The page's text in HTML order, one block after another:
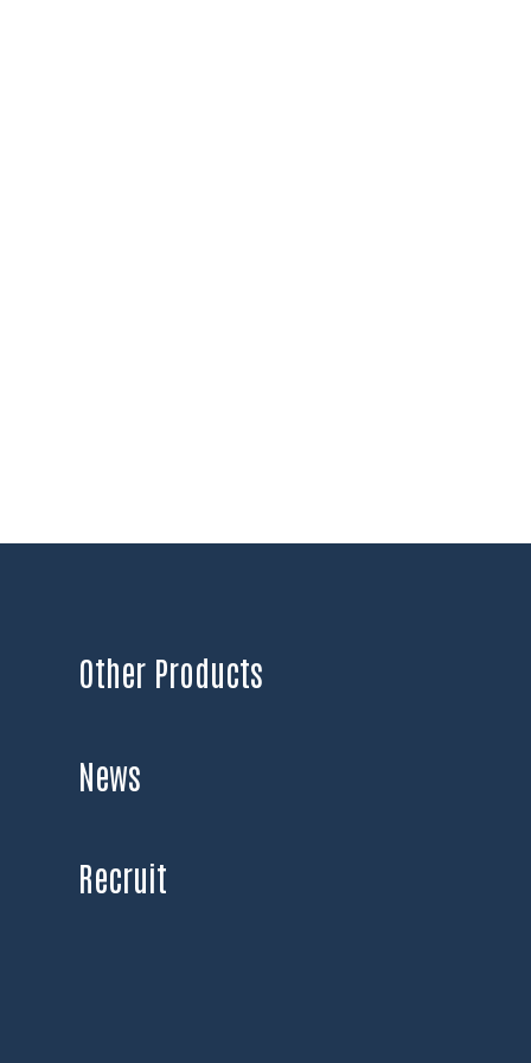
Other Products
News
Recruit